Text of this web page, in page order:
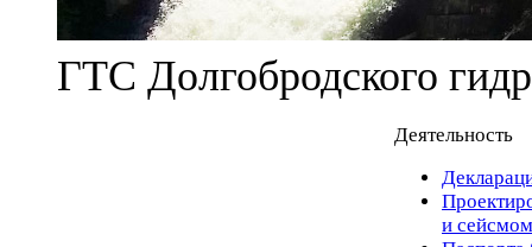
ГТС Долгобродского
Деятельность
и